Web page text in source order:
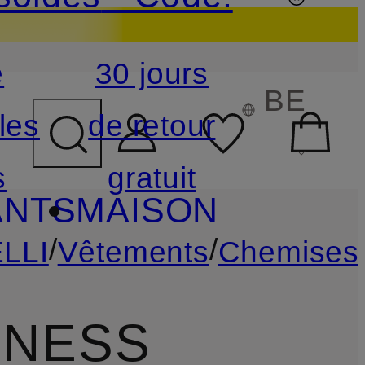
DE RECHERCHE
30 jours
de retour
gratuit
BE
MAISON
/Vêtements/Chemises